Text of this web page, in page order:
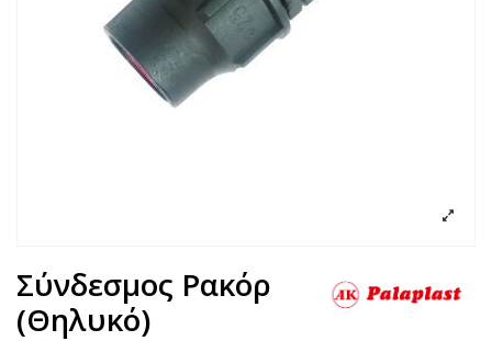
Σύνδεσμος Ρακόρ
(Θηλυκό)